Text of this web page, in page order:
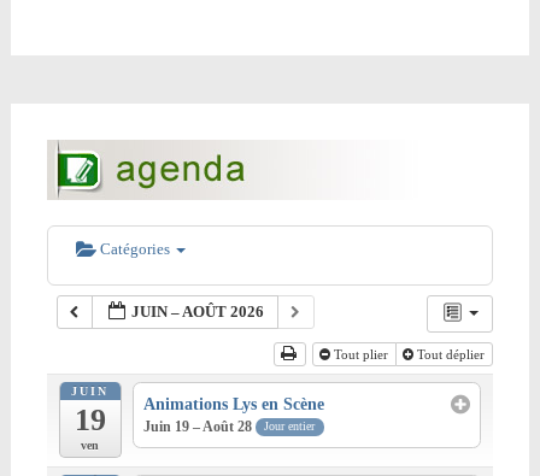
Catégories
JUIN – AOÛT 2026
Tout plier Tout déplier
JUIN
19
ven
Animations Lys en Scène
Juin 19 – Août 28 Jour entier